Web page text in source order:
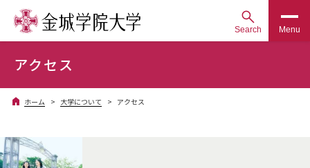
Search Menu
アクセス
ホーム 大学について アクセス